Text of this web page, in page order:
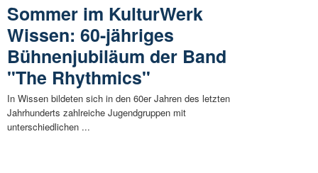
Sommer im KulturWerk
Wissen: 60-jähriges
Bühnenjubiläum der Band
"The Rhythmics"
In Wissen bildeten sich in den 60er Jahren des letzten
Jahrhunderts zahlreiche Jugendgruppen mit
unterschiedlichen ...